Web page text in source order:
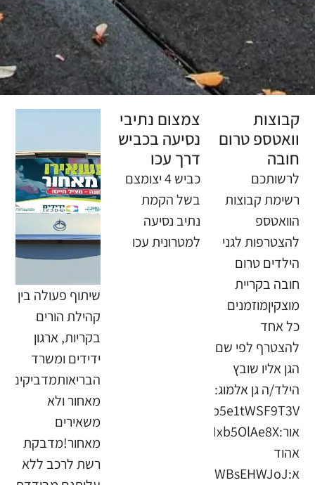
קבוצות
וואטספ טרום
חובה
לרשותכם
רשימת קבוצות
הוואטספ
להצטרפות לגני
הילדים טרום
חובה בקריית
מוצקיןמוזמנים
כל אחד
להצטרף לפי שם
הגן אליו שובץ
הילד/ה גן אלמוג:
אהוד
צמצום נתיבי
נסיעה בכביש
דרך עכו
כביש 4 יצומצם
בשל הקמת
נתיב נסיעה
למטרונית עכו
שיתוף פעולה בין
קהילת הורים
בקריות, ארגון
ידידים ומשרד
הבריאותמדביקים
מאחור ולא
משאירים
מאחור!מדבקת
רשת לרכב ללא